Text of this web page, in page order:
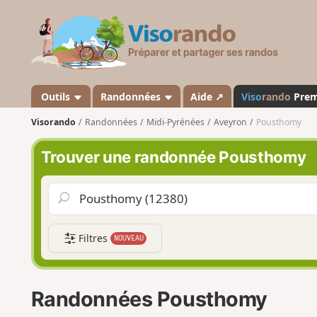
s
a
n
d
o
Outils Randonnées Aide ↗ Visorando
Visorando Randonnées Midi-Pyrénées Aveyron Pousthomy
Trouver une randonnée Pousthomy
Filtres NOUVEAU
Randonnées Pousthomy